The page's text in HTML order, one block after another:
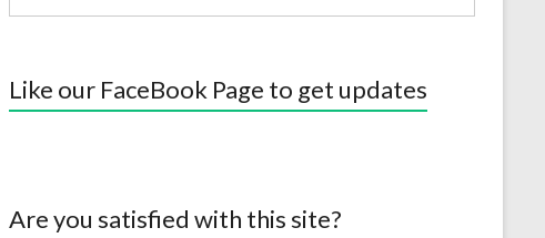
Like our FaceBook Page to get updates
Are you satisfied with this site?